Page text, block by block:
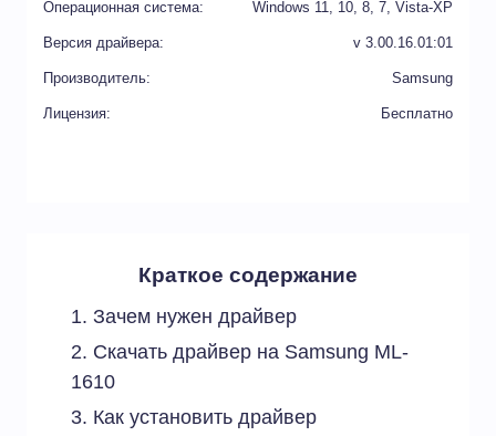
Операционная система: Windows 11, 10, 8, 7, Vista-XP
Версия драйвера: v 3.00.16.01:01
Производитель: Samsung
Лицензия: Бесплатно
Краткое содержание
Зачем нужен драйвер
Скачать драйвер на Samsung ML-
1610
Как установить драйвер